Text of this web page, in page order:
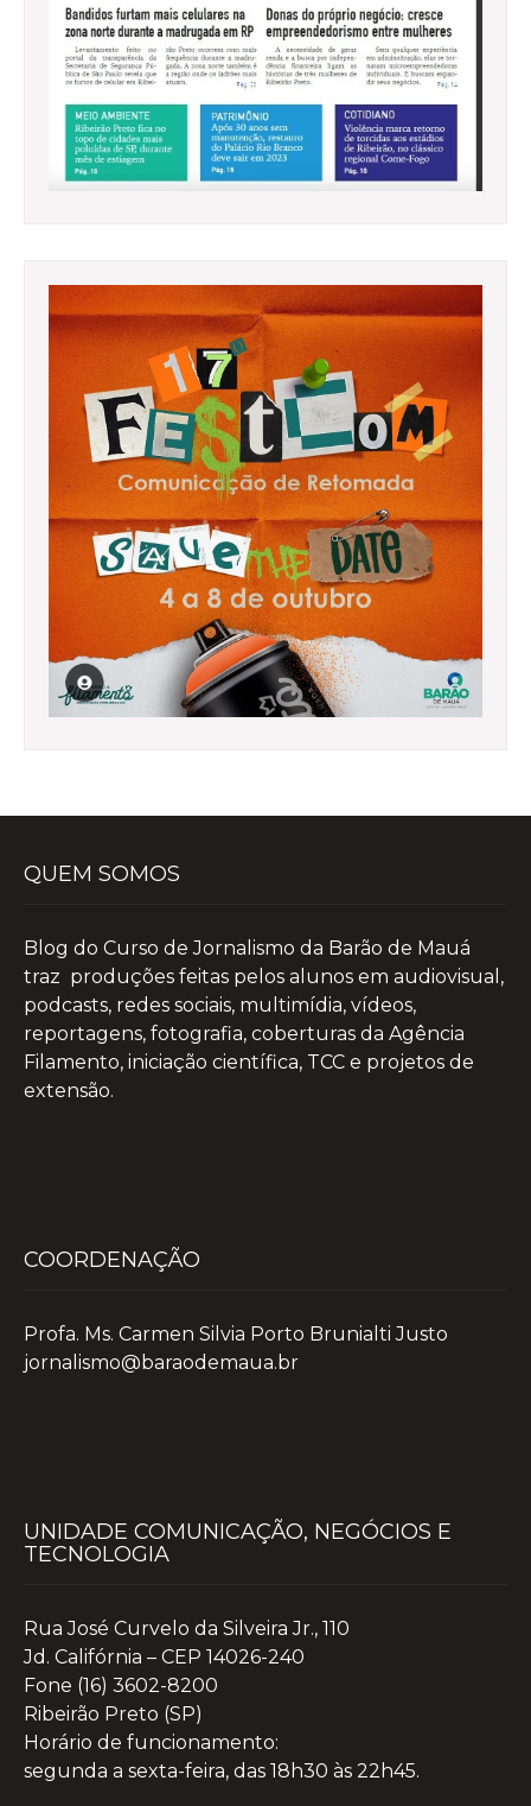
QUEM SOMOS
Blog do Curso de Jornalismo da Barão de Mauá
traz produções feitas pelos alunos em audiovisual,
podcasts, redes sociais, multimídia, vídeos,
reportagens, fotografia, coberturas da Agência
Filamento, iniciação científica, TCC e projetos de
extensão.
COORDENAÇÃO
Profa. Ms. Carmen Silvia Porto Brunialti Justo
jornalismo@baraodemaua.br
UNIDADE COMUNICAÇÃO, NEGÓCIOS E
TECNOLOGIA
Rua José Curvelo da Silveira Jr., 110
Jd. Califórnia – CEP 14026-240
Fone (16) 3602-8200
Ribeirão Preto (SP)
Horário de funcionamento:
segunda a sexta-feira, das 18h30 às 22h45.